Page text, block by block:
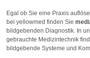
Egal ob Sie eine Praxis
bei yellowmed finden Sie
bildgebenden Diagnostik. In
gebrauchte Medizintechnik
bildgebende Systeme und